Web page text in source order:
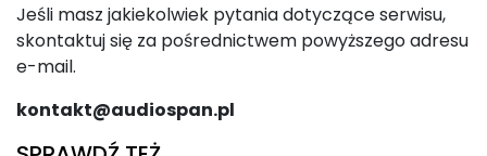
Jeśli masz jakiekolwiek pytania dotyczące serwisu,
skontaktuj się za pośrednictwem powyższego adresu
e-mail.
kontakt@audiospan.pl